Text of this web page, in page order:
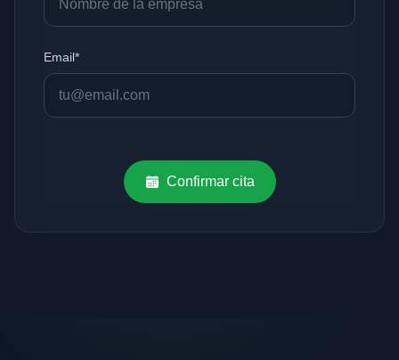
Email*
Confirmar cita